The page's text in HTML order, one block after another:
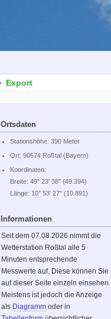
Export
Ortsdaten
Stationshöhe: 390 Meter
Ort: 90574 Roßtal (Bayern)
Koordinaten:
Breite: 49° 23' 38" (49.394)
Länge: 10° 53' 27" (10.891)
Informationen
Seit dem 07.08.2026 nimmt die
Wetterstation Roßtal alle 5
Minuten entsprechende
Messwerte auf. Diese können Sie
auf dieser Seite einzeln einsehen.
Meistens ist jedoch die Anzeige
als Diagramm oder in